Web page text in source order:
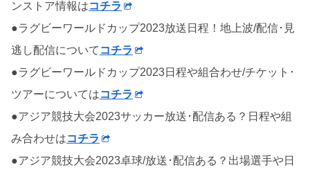
ンストア情報はコチラ
●ラグビーワールドカップ2023放送日程！地上波/配信･見
逃し配信について コチラ
●ラグビーワールドカップ2023日程や組合わせ/チケット･
ツアーについてはコチラ
●アジア競技大会2023サッカー放送･配信ある？日程や組
み合わせはコチラ
●アジア競技大会2023卓球/放送･配信ある？出場選手や日